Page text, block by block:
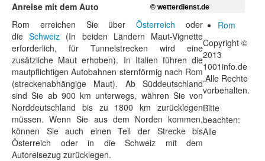
Anreise mit dem Auto
Rom erreichen Sie überÖsterreich oder
dieSchweiz (In beiden Ländern Maut-Vignette
erforderlich, für Tunnelstrecken wird eine
zusätzliche Maut erhoben). In Italien führen die
mautpflichtigen Autobahnen sternförmig nach Rom
(streckenabhängige Maut). Ab Süddeutschland
sind Sie ab 900 km unterwegs, währen Sie von
Norddeutschland bis zu 1800 km zurücklegen
müssen. Wenn Sie aus dem Norden kommen,
können Sie auch einen Teil der Strecke bis
Österreich oder in die Schweiz mit dem
Autoreisezug zurücklegen.
© wetterdienst.de
Rom
Copyright ©
2013
1001info.de
.Alle Rechte
vorbehalten.
Bitte
beachten:
Alle